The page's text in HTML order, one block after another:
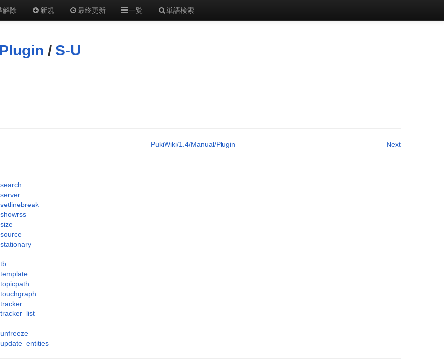
解除 新規 最終更新 一覧 単語検索
Plugin / S-U
Next
PukiWiki/1.4/Manual/Plugin
search
server
setlinebreak
showrss
size
source
stationary
tb
template
topicpath
touchgraph
tracker
tracker_list
unfreeze
update_entities